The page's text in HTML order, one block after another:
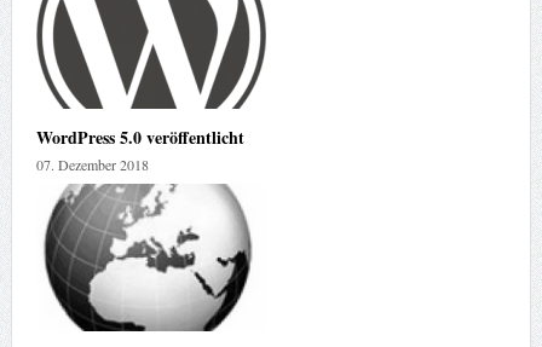
WordPress 5.0 veröffentlicht
07. Dezember 2018